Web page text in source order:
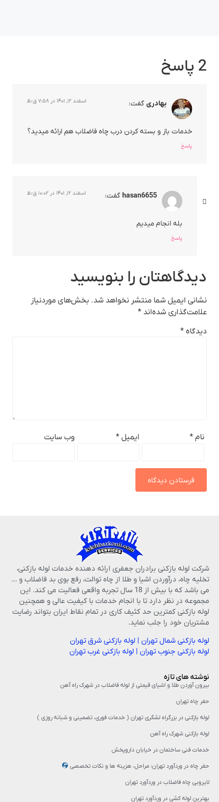
2 پاسخ
بهادری گفت: اسفند ۱۲, ۱۴۰۱ در ۷:۵۸ ق٫ظ
خدمات باز و بسته کردن درب چاه فاضلاب هم ارائه میدید؟
پاسخ
hasan6655 گفت: اسفند ۱۲, ۱۴۰۱ در ۱۰:۰۲ ق٫ظ
بله انجام میدیم
پاسخ
دیدگاهتان را بنویسید
نشانی ایمیل شما منتشر نخواهد شد. بخش‌های موردنیاز
علامت‌گذاری شده‌اند *
دیدگاه *
نام * ایمیل * وب‌ سایت
شرکت لوله بازکنی برادران جعفری ارائه دهنده خدمات لوله بازکنی،
تخلیه چاه، درآوردن اشیا و طلا از چاه توالت، رفع بوی بد فاضلاب و …
می باشد که با بیش از 18 سال تجربه واقعی فعالیت می کند. این
مجموعه در نظر دارد تا با انجام خدمات با کیفیت عالی و همچنین
لوله بازکنی کمترین حد کثیف کاری در تمام نقاط ایران بتواند رضایت
مشتریان خود را جلب نماید.
لوله بازکنی شمال تهران | لوله بازکنی شرق تهران
لوله بازکنی جنوب تهران | لوله بازکنی غرب تهران
نوشته های تازه
بیرون آوردن طلا و اشیای قیمتی از لوله فاضلاب در شهرک راه‌ آهن
حفر چاه تهران
لوله بازکنی در بزرگراه لشگری تهران ( خدمات فوری، تضمینی و شبانه روزی )
لوله بازکنی شهرک راه آهن
خدمات فنی ساختمان در خیابان داروپخش
حفر چاه در وردآورد تهران: مراحل، هزینه‌ ها و نکات تخصصی
لایروبی چاه فاضلاب در وردآورد تهران
بهترین لوله کشی در وردآورد تهران